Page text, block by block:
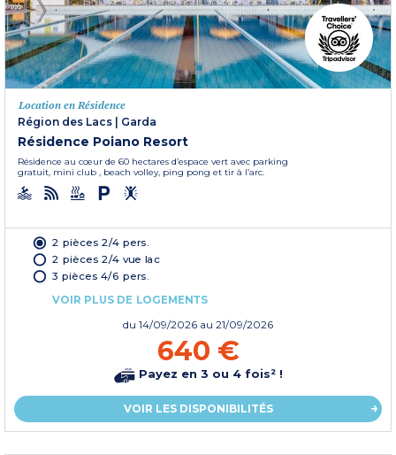
Location en Résidence
Région des Lacs | Garda
Résidence Poiano Resort
Résidence au cœur de 60 hectares d’espace vert avec parking
gratuit, mini club , beach volley, ping pong et tir à l’arc.
2 pièces 2/4 pers.
2 pièces 2/4 vue lac
3 pièces 4/6 pers.
VOIR PLUS DE LOGEMENTS
du 14/09/2026 au 21/09/2026
640 €
Payez en 3 ou 4 fois² !
VOIR LES DISPONIBILITÉS